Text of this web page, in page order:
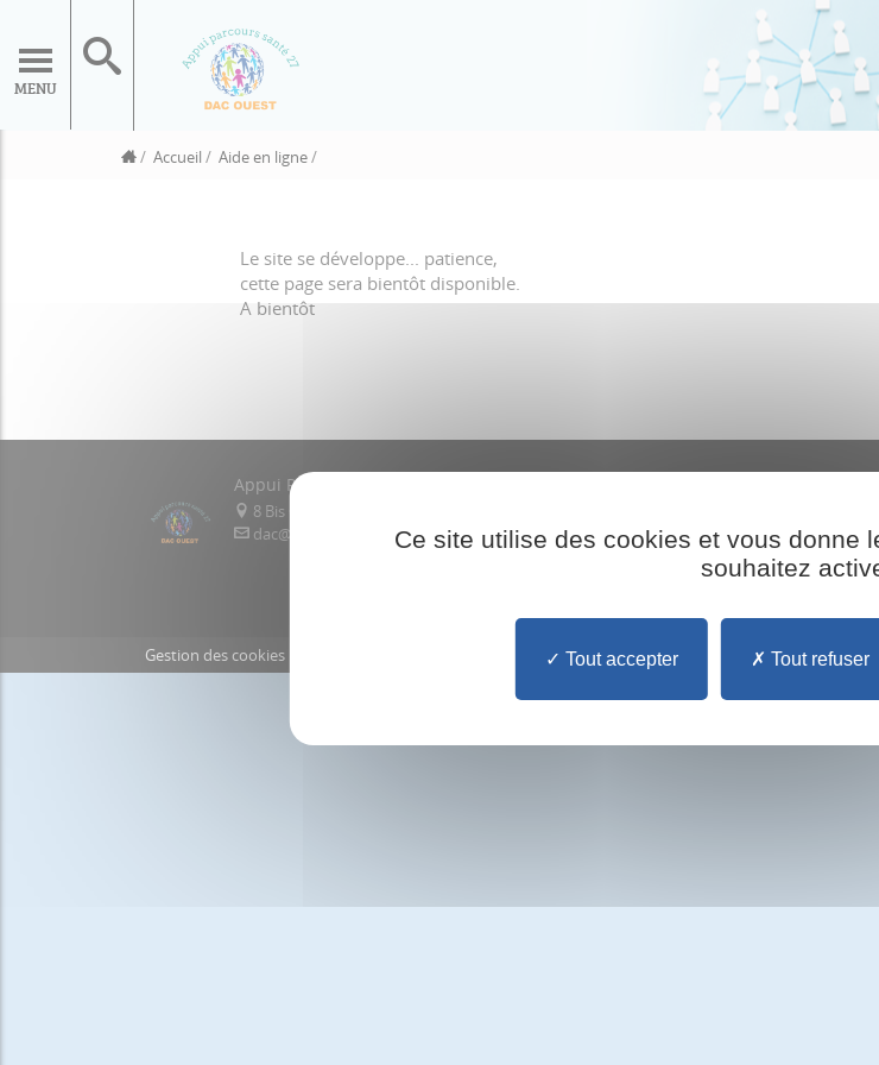
MENU
Accueil Aide en ligne
Le site se développe... patience,
cette page sera bientôt disponible.
A bientôt
Appui Parcours Santé 27 DAC Ouest
8 Bis Quai de la Ruelle, 27500 Pont-Audemer
dac@apsdac27ouest.com
02.32.56.51.18
Gestion des cookies Contact Lexique
Ce site utilise des cookies et vous donne
souhaitez
Tout accepter Tout refuser